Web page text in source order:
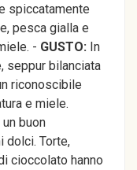
spiccatamente
pesca gialla e
- GUSTO: In
seppur bilanciata
riconoscibile
e miele.
buon
dolci. Torte,
cioccolato hanno